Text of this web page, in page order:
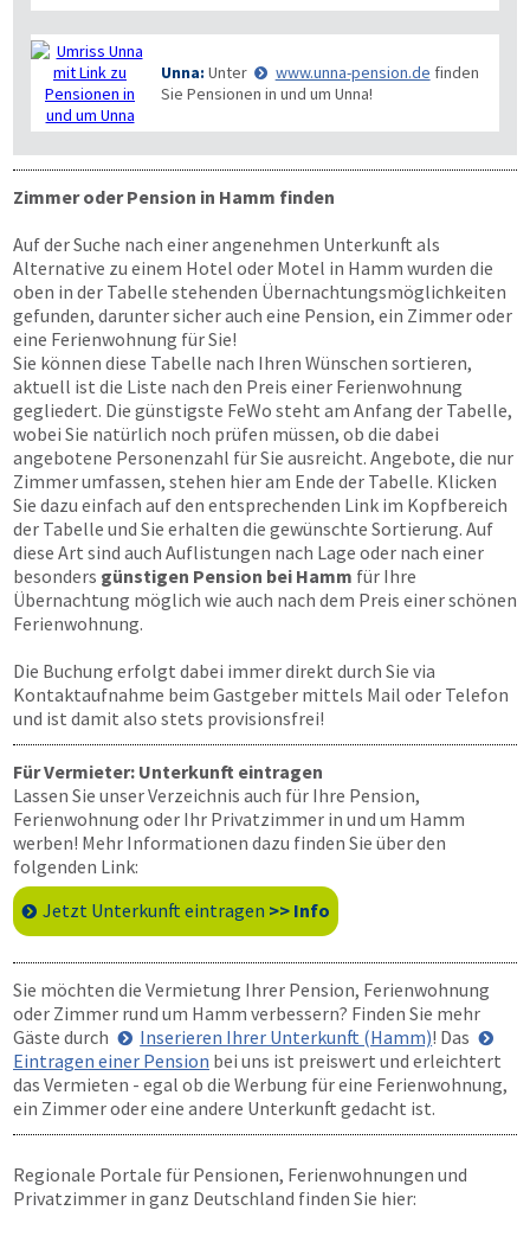
Unna: Unter www.unna-pension.de finden
Sie Pensionen in und um Unna!
Zimmer oder Pension in Hamm finden
Auf der Suche nach einer angenehmen Unterkunft als
Alternative zu einem Hotel oder Motel in Hamm wurden die
oben in der Tabelle stehenden Übernachtungsmöglichkeiten
gefunden, darunter sicher auch eine Pension, ein Zimmer oder
eine Ferienwohnung für Sie!
Sie können diese Tabelle nach Ihren Wünschen sortieren,
aktuell ist die Liste nach den Preis einer Ferienwohnung
gegliedert. Die günstigste FeWo steht am Anfang der Tabelle,
wobei Sie natürlich noch prüfen müssen, ob die dabei
angebotene Personenzahl für Sie ausreicht. Angebote, die nur
Zimmer umfassen, stehen hier am Ende der Tabelle. Klicken
Sie dazu einfach auf den entsprechenden Link im Kopfbereich
der Tabelle und Sie erhalten die gewünschte Sortierung. Auf
diese Art sind auch Auflistungen nach Lage oder nach einer
besonders günstigen Pension bei Hamm für Ihre
Übernachtung möglich wie auch nach dem Preis einer schönen
Ferienwohnung.
Die Buchung erfolgt dabei immer direkt durch Sie via
Kontaktaufnahme beim Gastgeber mittels Mail oder Telefon
und ist damit also stets provisionsfrei!
Für Vermieter: Unterkunft eintragen
Lassen Sie unser Verzeichnis auch für Ihre Pension,
Ferienwohnung oder Ihr Privatzimmer in und um Hamm
werben! Mehr Informationen dazu finden Sie über den
folgenden Link:
Jetzt Unterkunft eintragen >> Info
Sie möchten die Vermietung Ihrer Pension, Ferienwohnung
oder Zimmer rund um Hamm verbessern? Finden Sie mehr
Gäste durch
Inserieren Ihrer Unterkunft (Hamm)! Das
Eintragen einer Pension bei uns ist preiswert und erleichtert
das Vermieten - egal ob die Werbung für eine Ferienwohnung,
ein Zimmer oder eine andere Unterkunft gedacht ist.
Regionale Portale für Pensionen, Ferienwohnungen und
Privatzimmer in ganz Deutschland finden Sie hier: